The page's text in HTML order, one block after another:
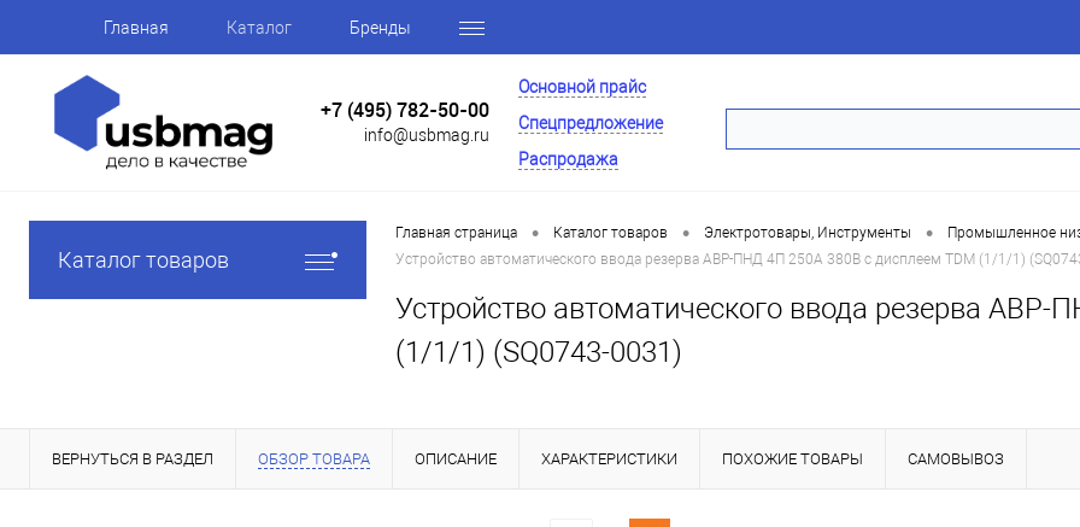
Главная Каталог Бренды
+7 (495) 782-50-00
info@usbmag.ru
Основной прайс
Спецпредложение
Распродажа
Каталог товаров
Главная страница • Каталог товаров • Электротовары, Инструменты • Промышленное
Устройство автоматического ввода резерва АВР-ПНД 4П 250А 380В с дисплеем TDM (1/1/1)
Устройство автоматического ввода резерва
(1/1/1) (SQ0743-0031)
ВЕРНУТЬСЯ В РАЗДЕЛ ОБЗОР ТОВАРА ОПИСАНИЕ ХАРАКТЕРИСТИКИ ПОХОЖИЕ ТОВАРЫ САМОВЫВОЗ